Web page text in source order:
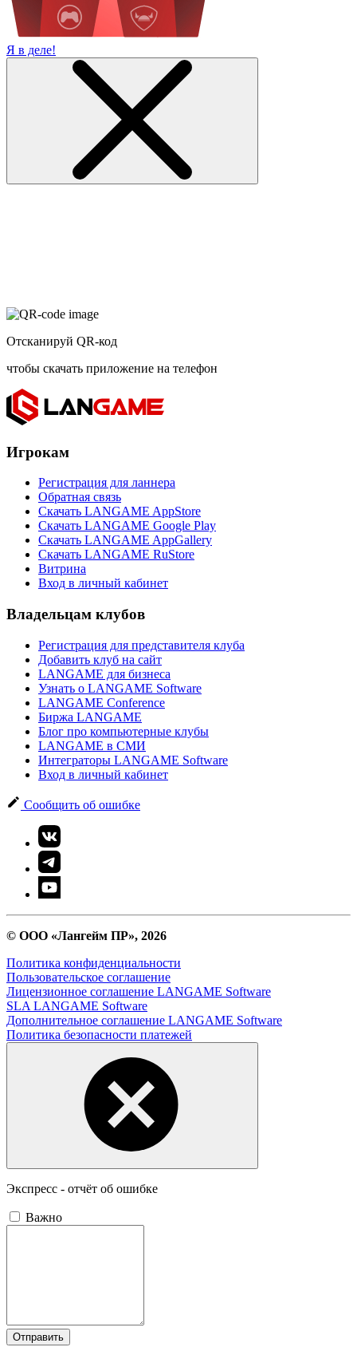
Я в деле!
Отсканируй QR-код
чтобы скачать приложение на телефон
Игрокам
Регистрация для ланнера
Обратная связь
Скачать LANGAME AppStore
Скачать LANGAME Google Play
Скачать LANGAME AppGallery
Скачать LANGAME RuStore
Витрина
Вход в личный кабинет
Владельцам клубов
Регистрация для представителя клуба
Добавить клуб на сайт
LANGAME для бизнеса
Узнать о LANGAME Software
LANGAME Conference
Биржа LANGAME
Блог про компьютерные клубы
LANGAME в СМИ
Интеграторы LANGAME Software
Вход в личный кабинет
Сообщить об ошибке
© ООО «Лангейм ПР», 2026
Политика конфиденциальности
Пользовательское соглашение
Лицензионное соглашение LANGAME Software
SLA LANGAME Software
Дополнительное соглашение LANGAME Software
Политика безопасности платежей
Экспресс - отчёт об ошибке
Важно
Отправить